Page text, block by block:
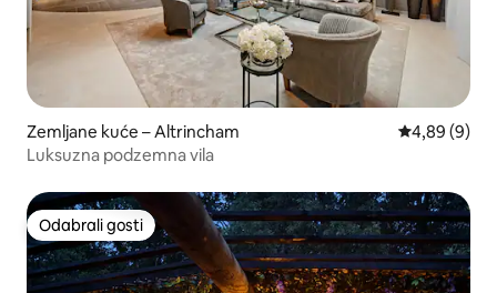
Zemljane kuće – Altrincham Prosječna
4,89 (9)
Luksuzna podzemna vila
Odabrali gosti
Odabrali gosti